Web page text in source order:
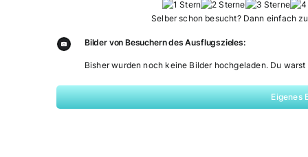
Selber schon besucht? Dann einfach
Bilder von Besuchern des Ausflugszieles:
Bisher wurden noch keine Bilder hochgeladen. Du
Eigenes